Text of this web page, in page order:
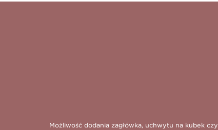
Możliwość dodania zagłówka, uchwytu na kubek czy